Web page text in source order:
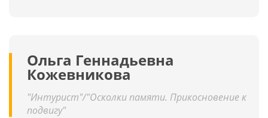
Ольга Геннадьевна
Кожевникова
"Интурист"/"Осколки памяти. Прикосновение к
подвигу"